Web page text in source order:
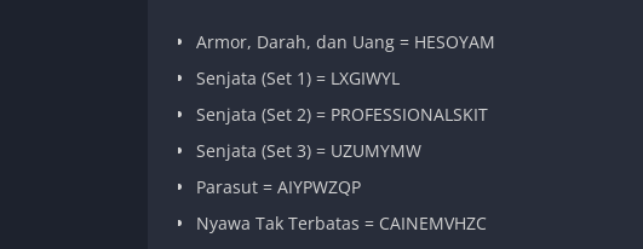
Armor, Darah, dan Uang = HESOYAM
Senjata (Set 1) = LXGIWYL
Senjata (Set 2) = PROFESSIONALSKIT
Senjata (Set 3) = UZUMYMW
Parasut = AIYPWZQP
Nyawa Tak Terbatas = CAINEMVHZC